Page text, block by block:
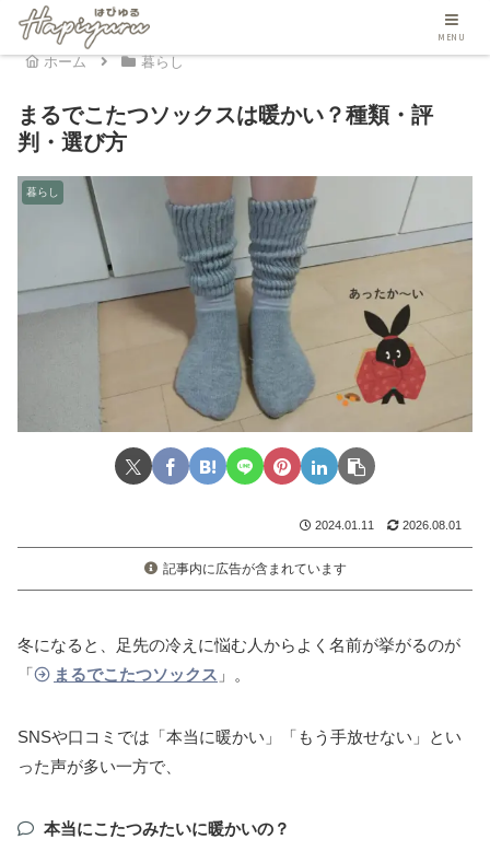
ホーム 暮らし
まるでこたつソックスは暖かい？種類・評
判・選び方
暮らし
2024.01.11 2026.08.01
記事内に広告が含まれています
冬になると、足先の冷えに悩む人からよく名前が挙がるのが
「
まるでこたつソックス 」。
SNSや口コミでは「本当に暖かい」「もう手放せない」とい
った声が多い一方で、
本当にこたつみたいに暖かいの？
MENU